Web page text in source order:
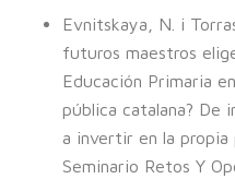
Evnitskaya, N. i
futuros maestros
Educación Primaria
pública catalana?
a invertir en la propia
Seminario Retos Y